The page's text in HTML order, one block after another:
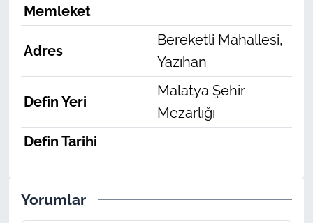
Memleket
Adres
Bereketli Mahallesi,
Yazıhan
Defin Yeri
Malatya Şehir
Mezarlığı
Defin Tarihi
Yorumlar